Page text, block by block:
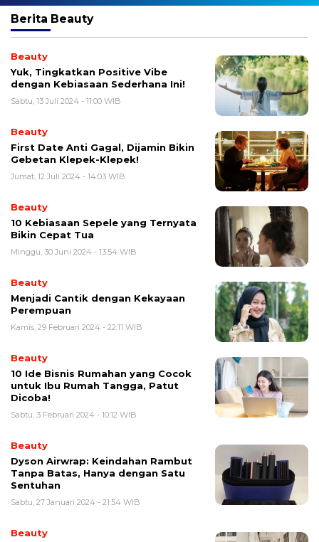
Berita Beauty
Beauty
Yuk, Tingkatkan Positive Vibe
dengan Kebiasaan Sederhana Ini!
Sabtu, 13 Juli 2024 - 11:00 WIB
Beauty
First Date Anti Gagal, Dijamin Bikin
Gebetan Klepek-Klepek!
Jumat, 12 Juli 2024 - 14:03 WIB
Beauty
10 Kebiasaan Sepele yang Ternyata
Bikin Cepat Tua
Minggu, 30 Juni 2024 - 13:54 WIB
Beauty
Menjadi Cantik dengan Kekayaan
Perempuan
Kamis, 29 Februari 2024 - 22:11 WIB
Beauty
10 Ide Bisnis Rumahan yang Cocok
untuk Ibu Rumah Tangga, Patut
Dicoba!
Sabtu, 3 Februari 2024 - 10:12 WIB
Beauty
Dyson Airwrap: Keindahan Rambut
Tanpa Batas, Hanya dengan Satu
Sentuhan
Sabtu, 27 Januari 2024 - 21:54 WIB
Beauty